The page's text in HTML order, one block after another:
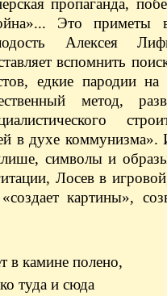
пропаганда,
Это приметы
Алексея
вспомнить
едкие пародии на
метод,
в духе коммунизма».
символы и
Лосев в
картины»,
в камине полено,
туда и сюда